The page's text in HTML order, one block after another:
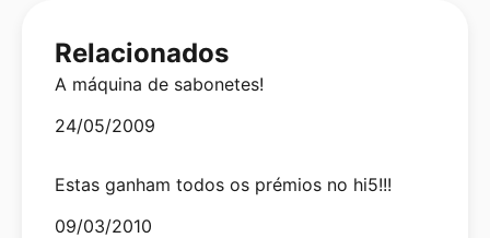
Relacionados
A máquina de sabonetes!
Date
24/05/2009
Estas ganham todos os prémios no hi5!!!
Date
09/03/2010